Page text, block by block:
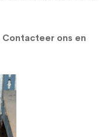
Contacteer ons en